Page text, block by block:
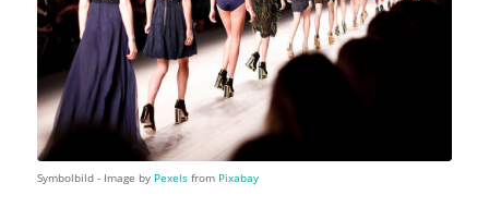
Symbolbild - Image by Pexelsfrom Pixabay